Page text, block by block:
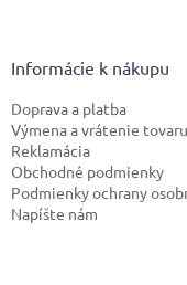
Informácie k nákupu
Doprava a platba
Výmena a vrátenie tovaru
Reklamácia
Obchodné podmienky
Podmienky ochrany
Napíšte nám